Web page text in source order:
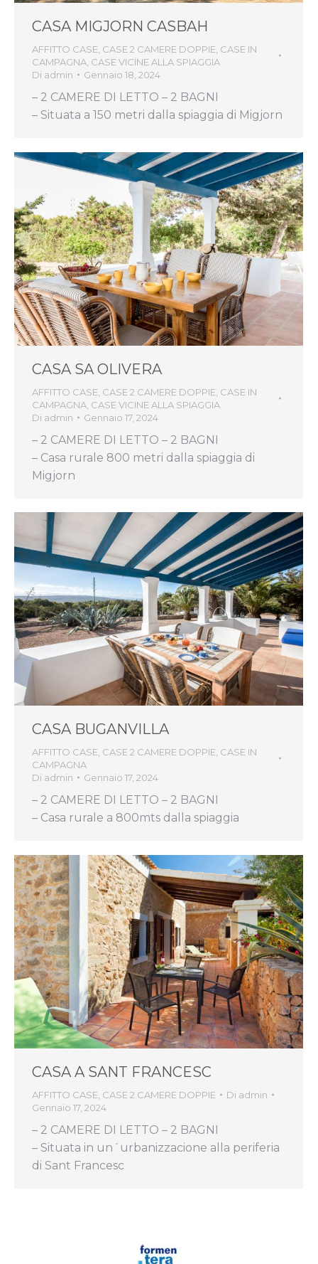
CASA MIGJORN CASBAH
AFFITTO CASE CASE 2 CAMERE DOPPIE CASE IN
CAMPAGNA CASE VICINE ALLA SPIAGGIA
Di admin Gennaio 18, 2024
– 2 CAMERE DI LETTO – 2 BAGNI
– Situata a 150 metri dalla spiaggia di Migjorn
CASA SA OLIVERA
AFFITTO CASE CASE 2 CAMERE DOPPIE CASE IN
CAMPAGNA CASE VICINE ALLA SPIAGGIA
Di admin Gennaio 17, 2024
– 2 CAMERE DI LETTO – 2 BAGNI
– Casa rurale 800 metri dalla spiaggia di
Migjorn
CASA BUGANVILLA
AFFITTO CASE CASE 2 CAMERE DOPPIE CASE IN
CAMPAGNA
Di admin Gennaio 17, 2024
– 2 CAMERE DI LETTO – 2 BAGNI
– Casa rurale a 800mts dalla spiaggia
CASA A SANT FRANCESC
AFFITTO CASE CASE 2 CAMERE DOPPIE Di admin
Gennaio 17, 2024
– 2 CAMERE DI LETTO – 2 BAGNI
– Situata in un´urbanizzacione alla periferia
di Sant Francesc